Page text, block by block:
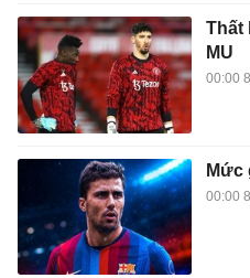
Thất
MU
00:00
Mức
00:00